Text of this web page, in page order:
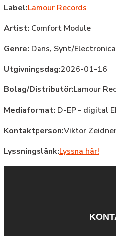
Label:Lamour Records
Artist: Comfort Module
Genre: Dans, Synt/Electronica
Utgivningsdag:2026-01-16
Bolag/Distributör:Lamour
Mediaformat: D-EP - digital
Kontaktperson:Viktor Zeidner
Lyssningslänk:Lyssna här!